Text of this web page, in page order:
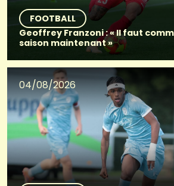
FOOTBALL
Geoffrey Franzoni : « Il faut
saison maintenant »
04/08/2026